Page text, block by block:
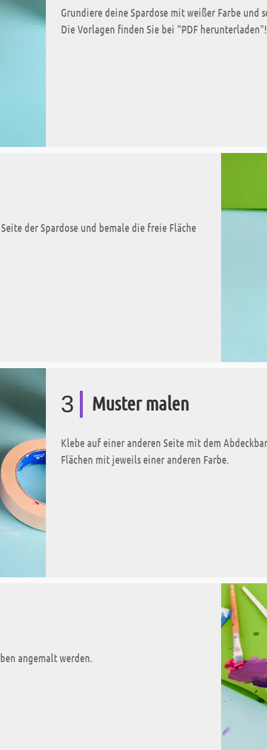
Grundiere deine Spardose mit weißer Farbe und
Die Vorlagen finden Sie bei "PDF herunterladen"!
der Spardose und bemale die freie Fläche
3 Muster malen
Klebe auf einer anderen Seite mit dem
Flächen mit jeweils einer anderen Farbe.
angemalt werden.